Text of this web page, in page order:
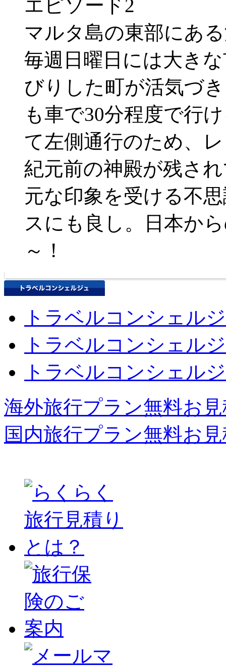
エピソード2
マルタ島の東部にあ
毎週日曜日には大き
びりした町が活気づ
も車で30分程度で行
て左側通行のため、
紀元前の神殿が残さ
元な印象を受ける不
スにも良し。日本か
～！
トラベルコンシェル
トラベルコンシェル
トラベルコンシェル
海外旅行プラン無料お
国内旅行プラン無料お